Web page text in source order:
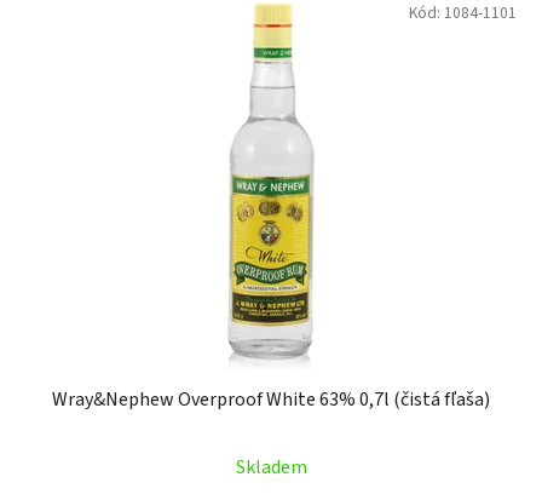
Wray&Nephew Overproof White 63% 0,7l (čistá fľaša)
Skladem
Kód: 1084-1101